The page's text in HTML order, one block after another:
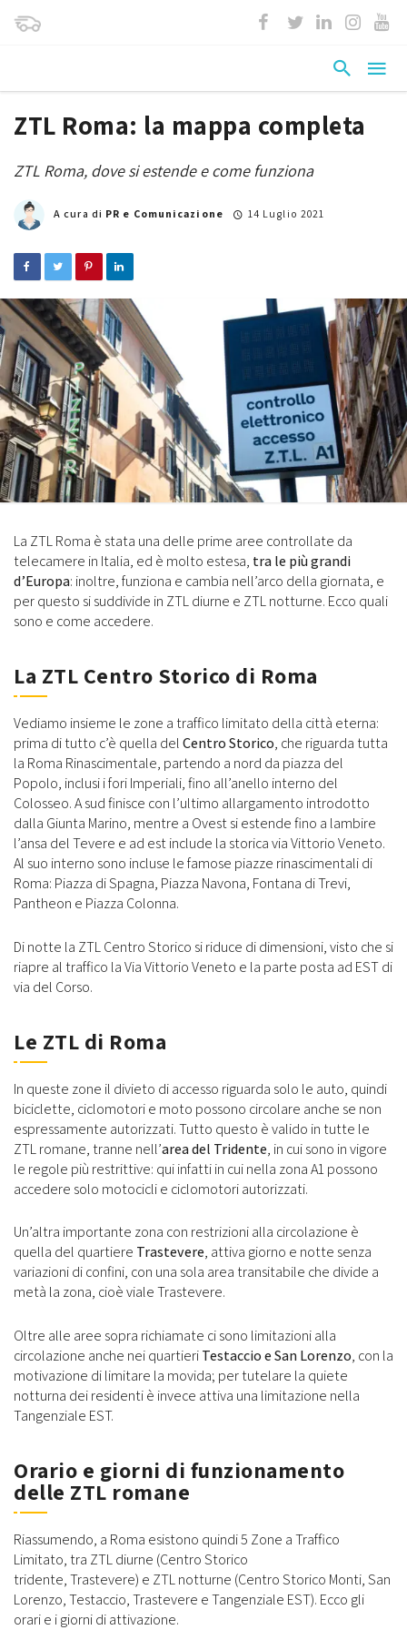
ZTL Roma: la mappa completa
ZTL Roma, dove si estende e come funziona
A cura di PR e Comunicazione 14 Luglio 2021
La ZTL Roma è stata una delle prime aree controllate da
telecamere in Italia, ed è molto estesa, tra le più grandi
d’Europa: inoltre, funziona e cambia nell’arco della giornata, e
per questo si suddivide in ZTL diurne e ZTL notturne. Ecco quali
sono e come accedere.
La ZTL Centro Storico di Roma
Vediamo insieme le zone a traffico limitato della città eterna:
prima di tutto c’è quella delCentro Storico, che riguarda tutta
la Roma Rinascimentale, partendo a nord da piazza del
Popolo, inclusi i fori Imperiali, fino all’anello interno del
Colosseo. A sud finisce con l’ultimo allargamento introdotto
dalla Giunta Marino, mentre a Ovest si estende fino a lambire
l’ansa del Tevere e ad est include la storica via Vittorio Veneto.
Al suo interno sono incluse le famose piazze rinascimentali di
Roma: Piazza di Spagna, Piazza Navona, Fontana di Trevi,
Pantheon e Piazza Colonna.
Di notte la ZTL Centro Storico si riduce di dimensioni, visto che si
riapre al traffico la Via Vittorio Veneto e la parte posta ad EST di
via del Corso.
Le ZTL di Roma
In queste zone il divieto di accesso riguarda solo le auto, quindi
biciclette, ciclomotori e moto possono circolare anche se non
espressamente autorizzati. Tutto questo è valido in tutte le
ZTL romane, tranne nell’area del Tridente, in cui sono in vigore
le regole più restrittive: qui infatti in cui nella zona A1 possono
accedere solo motocicli e ciclomotori autorizzati.
Un’altra importante zona con restrizioni alla circolazione è
quella del quartiere Trastevere, attiva giorno e notte senza
variazioni di confini, con una sola area transitabile che divide a
metà la zona, cioè viale Trastevere.
Oltre alle aree sopra richiamate ci sono limitazioni alla
circolazione anche nei quartieriTestaccio e San Lorenzo, con la
motivazione di limitare la movida; per tutelare la quiete
notturna dei residenti è invece attiva una limitazione nella
Tangenziale EST.
Orario e giorni di funzionamento
delle ZTL romane
Riassumendo, a Roma esistono quindi 5 Zone a Traffico
Limitato, tra ZTL diurne (Centro Storico
tridente, Trastevere) e ZTL notturne (Centro Storico Monti, San
Lorenzo, Testaccio, Trastevere e Tangenziale EST). Ecco gli
orari e i giorni di attivazione.